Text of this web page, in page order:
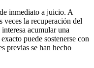
inmediato a juicio. A
veces la recuperación del
acumular una
puede sostenerse con
previas se han hecho